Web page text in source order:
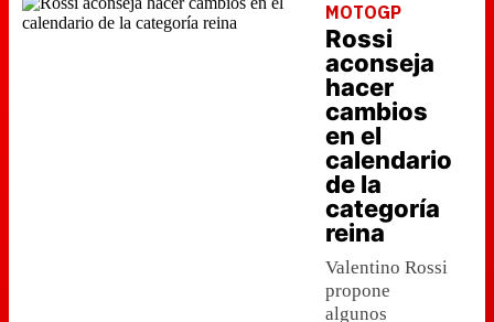
MOTOGP
Rossi
aconseja
hacer
cambios
en el
calendario
de la
categoría
reina
Valentino Rossi
propone
algunos